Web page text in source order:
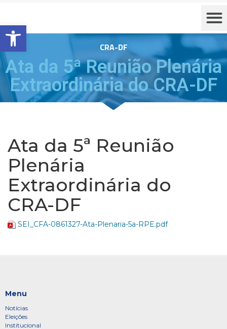
Barra de Ferramentas Aberta
CRA-DF
Ata da 5ª Reunião Plenária
Extraordinária do CRA-DF
Ata da 5ª Reunião
Plenária
Extraordinária do
CRA-DF
SEI_CFA-0861327-Ata-Plenaria-5a-RPE.pdf
Menu
Notícias
Eleições
Institucional